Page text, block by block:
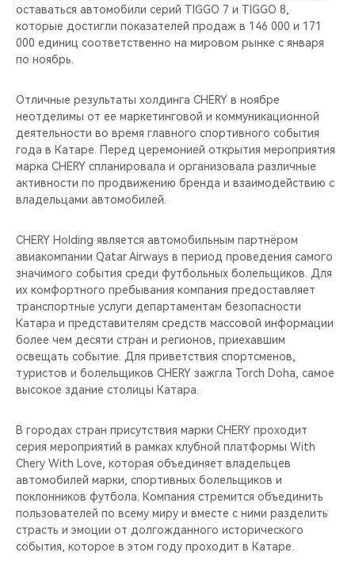
оставаться автомобили серий TIGGO 7 и TIGGO 8,
которые достигли показателей продаж в 146 000 и 171
000 единиц соответственно на мировом рынке с января
по ноябрь.
Отличные результаты холдинга CHERY в ноябре
неотделимы от ее маркетинговой и коммуникационной
деятельности во время главного спортивного события
года в Катаре. Перед церемонией открытия мероприятия
марка CHERY спланировала и организовала различные
активности по продвижению бренда и взаимодействию с
владельцами автомобилей.
CHERY Holding является автомобильным партнёром
авиакомпании Qatar Airways в период проведения самого
значимого события среди футбольных болельщиков. Для
их комфортного пребывания компания предоставляет
транспортные услуги департаментам безопасности
Катара и представителям средств массовой информации
более чем десяти стран и регионов, приехавшим
освещать событие. Для приветствия спортсменов,
туристов и болельщиков CHERY зажгла Torch Dohа, самое
высокое здание столицы Катара.
В городах стран присутствия марки CHERY проходит
серия мероприятий в рамках клубной платформы With
Chery With Love, которая объединяет владельцев
автомобилей марки, спортивных болельщиков и
поклонников футбола. Компания стремится объединить
пользователей по всему миру и вместе с ними разделить
страсть и эмоции от долгожданного исторического
события, которое в этом году проходит в Катаре.